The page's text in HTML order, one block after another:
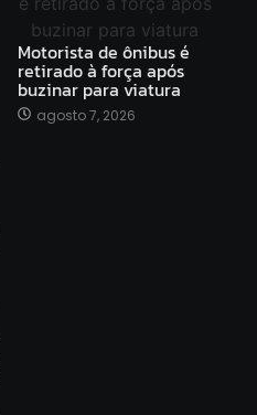
Motorista de ônibus é
retirado à força após
buzinar para viatura
agosto 7, 2026